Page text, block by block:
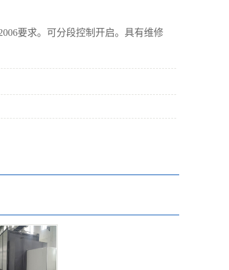
要求。可分段控制开启。具有维修